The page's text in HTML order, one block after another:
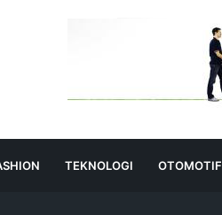
TEKNOLOGI OTOMOTIF